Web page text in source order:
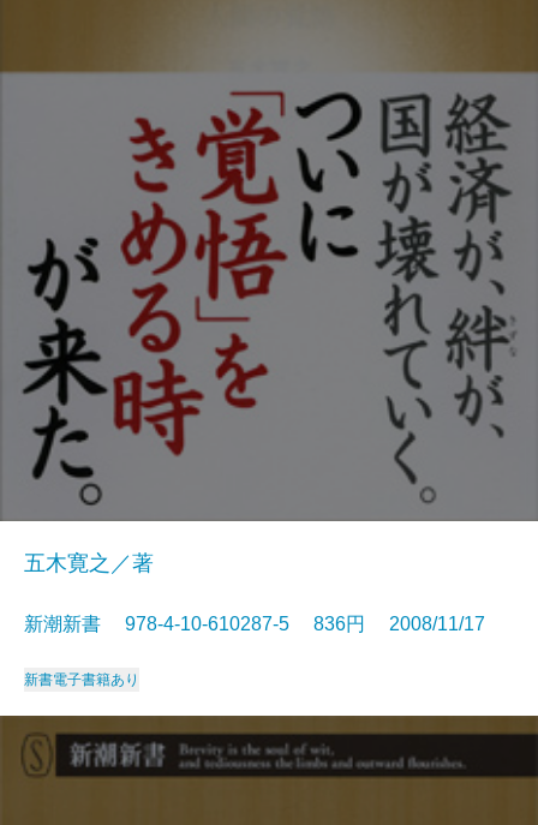
五木寛之／著
新潮新書 978-4-10-610287-5 836円 2008/11/17
新書電子書籍あり